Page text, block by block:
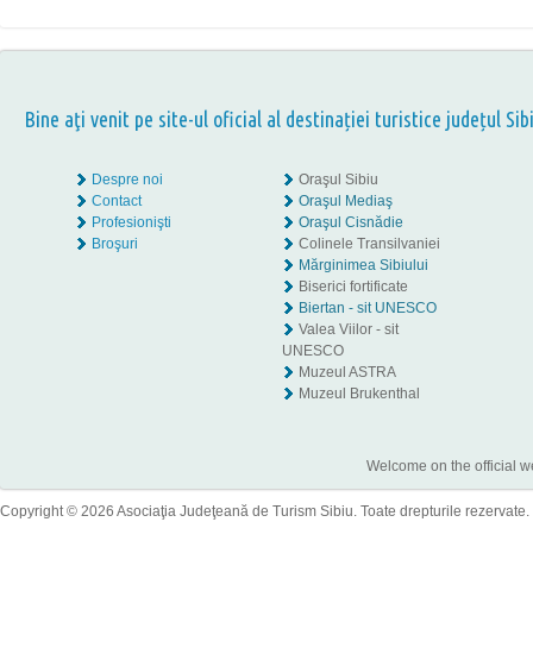
Bine aţi venit pe site-ul oficial al destinației turistice județul
Despre noi
Contact
Profesionişti
Broşuri
Oraşul Sibiu
Oraşul Mediaş
Oraşul Cisnădie
Colinele Transilvaniei
Mărginimea Sibiului
Biserici fortificate
Biertan - sit UNESCO
Valea Viilor - sit
UNESCO
Muzeul ASTRA
Muzeul Brukenthal
Welcome on the official
Copyright © 2026 Asociaţia Judeţeană de Turism Sibiu. Toate drepturile rezervate.